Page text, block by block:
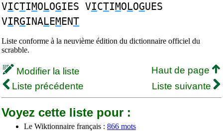
VICTIMOLOGIES VICTIMOLOGUES
VIRGINALEMENT
Liste conforme à la neuvième édition du dictionnaire officiel du
scrabble.
Modifier la liste
Haut de page
Liste précédente
Liste suivante
Voyez cette liste pour :
Le Wiktionnaire français : 866 mots